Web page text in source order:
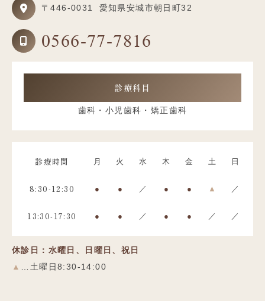
〒446-0031 愛知県安城市朝日町32
0566-77-7816
診療科目
歯科・小児歯科・矯正歯科
診療時間 月 火 水 木 金 土 日
8:30-12:30 ● ● ／ ● ● ▲ ／
13:30-17:30 ● ● ／ ● ● ／ ／
休診日：水曜日、日曜日、祝日
▲ …土曜日8:30-14:00